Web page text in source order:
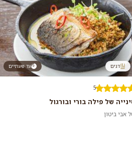
עד שעתיים דגים
5
של פילה בורי ובורגול
אבי ביטון